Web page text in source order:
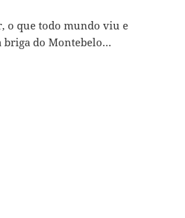
o que todo mundo viu e
briga do Montebelo…